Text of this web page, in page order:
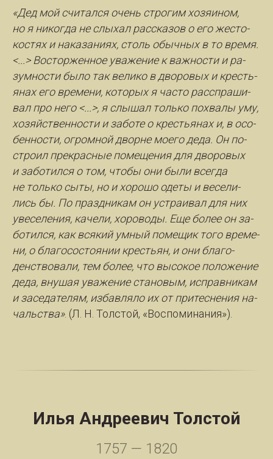
«Дед мой счи­тал­ся очень стро­гим хо­зя­ином,
но я ни­ког­да не слы­хал рас­ска­зов о его жес­то­
кос­тях и на­ка­за­ни­ях, столь обыч­ных в то вре­мя.
<...> Вос­тор­жен­ное ува­же­ние к важ­нос­ти и ра­
зум­нос­ти бы­ло так ве­ли­ко в дво­ро­вых и кресть­
я­нах его вре­ме­ни, ко­то­рых я час­то рас­спра­ши­
вал про не­го <...>, я слы­шал толь­ко по­хва­лы уму,
хо­зяйст­вен­нос­ти и за­бо­те о кресть­я­нах и, в осо­
бен­нос­ти, ог­ром­ной двор­не мо­е­го де­да. Он по­
стро­ил пре­крас­ные по­ме­ще­ния для дво­ро­вых
и за­бо­тил­ся о том, что­бы они бы­ли всег­да
не толь­ко сы­ты, но и хо­ро­шо оде­ты и ве­се­ли­
лись бы. По празд­ни­кам он устра­ивал для них
уве­се­ле­ния, ка­че­ли, хо­ро­во­ды. Еще бо­лее он за­
бо­тил­ся, как вся­кий ум­ный по­ме­щик то­го вре­ме­
ни, о бла­го­со­сто­я­нии кресть­ян, и они бла­го­
денст­во­ва­ли, тем бо­лее, что вы­со­кое по­ло­же­ние
де­да, вну­шая ува­же­ние ста­но­вым, ис­прав­ни­кам
и за­се­да­те­лям, из­бав­ля­ло их от при­тес­не­ния на­
чаль­ства». (Л. Н. Толс­той, «Вос­по­ми­на­ния»).
Илья Андреевич Толстой
1757 — 1820